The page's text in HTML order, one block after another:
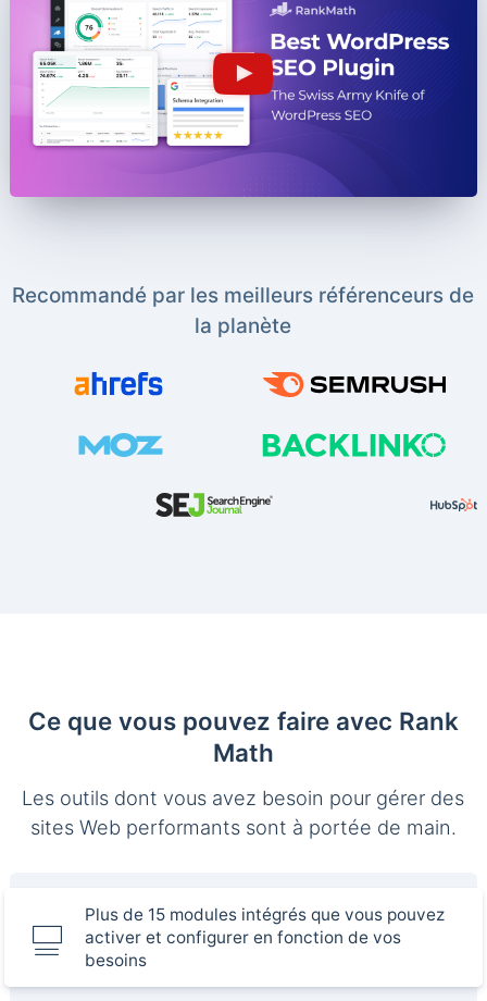
Recommandé par les meilleurs référenceurs de
la planète
Ce que vous pouvez faire avec Rank
Math
Les outils dont vous avez besoin pour gérer des
sites Web performants sont à portée de main.
Plus de 15 modules intégrés que vous pouvez
activer et configurer en fonction de vos
besoins